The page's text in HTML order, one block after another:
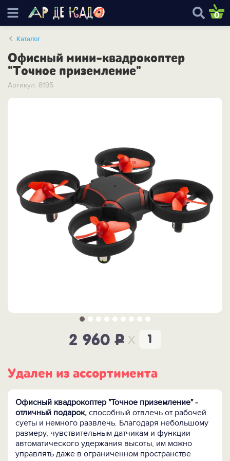
0
Каталог
Офисный мини-квадрокоптер
"Точное приземление"
Артикул: 8195
2 960P x
Удален из ассортимента
Офисный квадрокоптер "Точное приземление" -
отличный подарок, способный отвлечь от рабочей
суеты и немного развлечь. Благодаря небольшому
размеру, чувствительным датчикам и функции
автоматического удержания высоты, им можно
управлять даже в ограниченном пространстве